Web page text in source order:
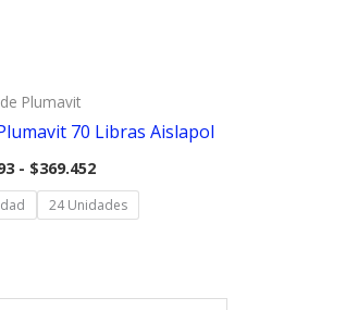
Plumavit
70 Libras Aislapol
- $369.452Rango
precios:
desde
24 Unidades